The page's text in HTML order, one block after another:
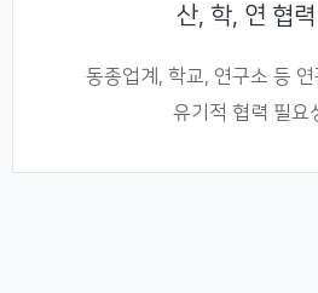
산, 학, 연 협
동종업계, 학교, 연구소 등
유기적 협력 필요